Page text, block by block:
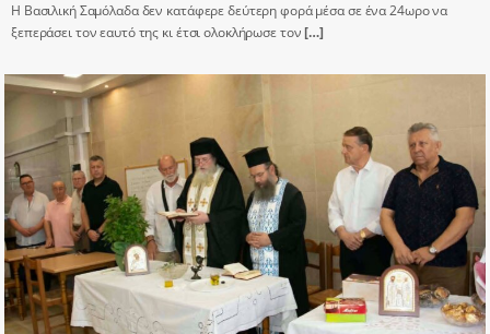
Η Βασιλική Σαμόλαδα δεν κατάφερε δεύτερη φορά μέσα σε ένα 24ωρο να
ξεπεράσει τον εαυτό της κι έτσι ολοκλήρωσε τον[…]